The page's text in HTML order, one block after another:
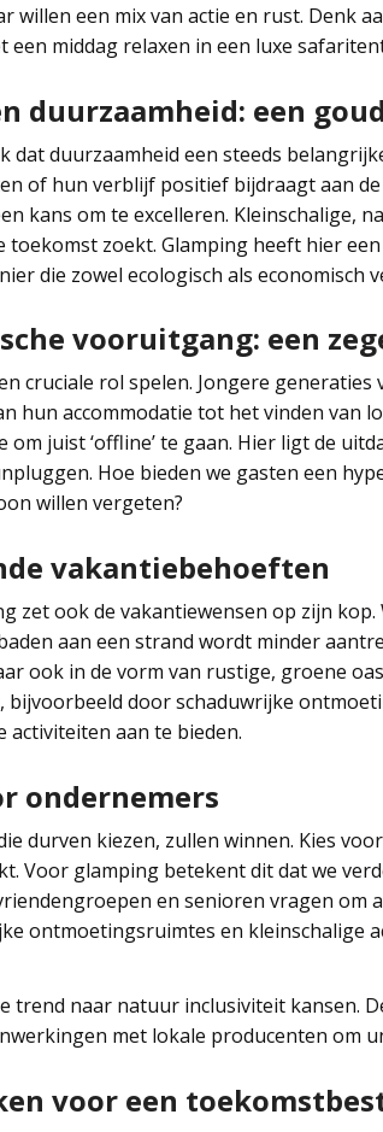
willen een mix van actie en rust. Denk
een middag relaxen in een luxe
duurzaamheid: een
dat duurzaamheid een steeds
of hun verblijf positief bijdraagt aan
kans om te excelleren. Kleinschalige,
toekomst zoekt. Glamping heeft hier
die zowel ecologisch als economisch
vooruitgang: een
cruciale rol spelen. Jongere
hun accommodatie tot het vinden van
juist ‘offline’ te gaan. Hier ligt de
Hoe bieden we gasten een
willen vergeten?
vakantiebehoeften
zet ook de vakantiewensen op zijn
aan een strand wordt minder
ook in de vorm van rustige, groene
bijvoorbeeld door schaduwrijke
activiteiten aan te bieden.
ondernemers
durven kiezen, zullen winnen. Kies
Voor glamping betekent dit dat we
en senioren vragen om
ontmoetingsruimtes en kleinschalige
trend naar natuur inclusiviteit kansen.
met lokale producenten om
voor een